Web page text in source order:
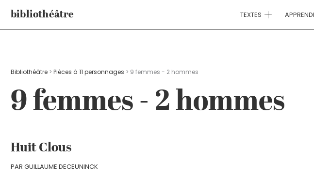
contenu
bibliothéâtre TEXTES
Bibliothéâtre > Pièces à 11 personnages > 9 femmes - 2 hommes
9 femmes - 2 hommes
Huit Clous
PAR GUILLAUME DECEUNINCK